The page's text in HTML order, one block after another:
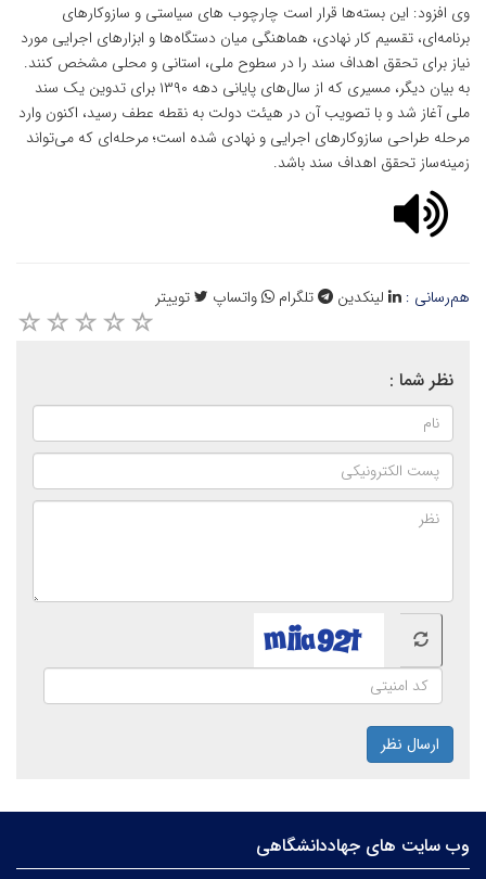
وی افزود: این بسته‌ها قرار است چارچوب های سیاستی و سازوکارهای
برنامه‌ای، تقسیم کار نهادی، هماهنگی میان دستگاه‌ها و ابزارهای اجرایی مورد
نیاز برای تحقق اهداف سند را در سطوح ملی، استانی و محلی مشخص کنند.
به بیان دیگر، مسیری که از سال‌های پایانی دهه ۱۳۹۰ برای تدوین یک سند
ملی آغاز شد و با تصویب آن در هیئت دولت به نقطه عطف رسید، اکنون وارد
مرحله طراحی سازوکارهای اجرایی و نهادی شده است؛ مرحله‌ای که می‌تواند
زمینه‌ساز تحقق اهداف سند باشد.
هم‌رسانی : لینکدین تلگرام واتساپ توییتر
نظر شما :
ارسال نظر
وب سایت های جهاددانشگاهی